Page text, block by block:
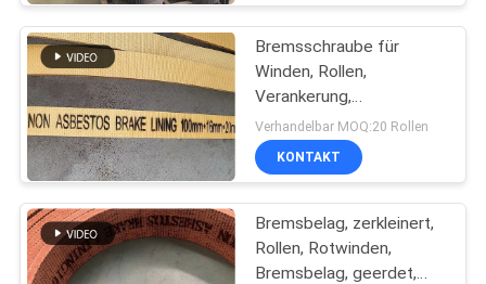
Bremsschraube für
Winden, Rollen,
Verankerung,
Bremsschraube für
Winden, Bremsschraube
aus nicht aus Asbest
Verhandelbar MOQ:20 Rollen
KONTAKT
Bremsbelag, zerkleinert,
Rollen, Rotwinden,
Bremsbelag, geerdet,